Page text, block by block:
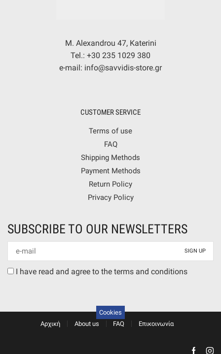
M. Alexandrou 47, Katerini
Tel.: +30 235 1029 380
e-mail: info@savvidis-store.gr
CUSTOMER SERVICE
Terms of use
FAQ
Shipping Methods
Payment Methods
Return Policy
Privacy Policy
SUBSCRIBE TO OUR NEWSLETTERS
Newsletter
Terms
I have read and agree to the terms and conditions
Αρχική About us FAQ Επικοινωνία
Cookies